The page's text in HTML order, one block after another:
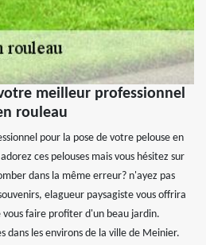
meilleur professionnel
rouleau
pour la pose de votre pelouse en
ces pelouses mais vous hésitez sur
dans la même erreur? n'ayez pas
elagueur paysagiste vous offrira
vous faire profiter d'un beau jardin.
dans les environs de la ville de Meinier.